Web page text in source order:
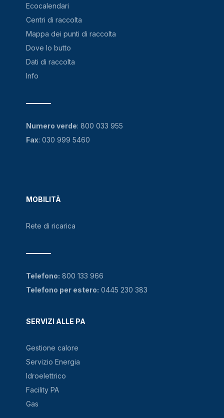
Ecocalendari
Centri di raccolta
Mappa dei punti di raccolta
Dove lo butto
Dati di raccolta
Info
MOBILITÀ
Rete di ricarica
SERVIZI ALLE PA
Gestione calore
Servizio Energia
Idroelettrico
Facility PA
Gas
Numero verde: 800 033 955
Fax: 030 999 5460
Telefono: 800 133 966
Telefono per estero: 0445 230 383